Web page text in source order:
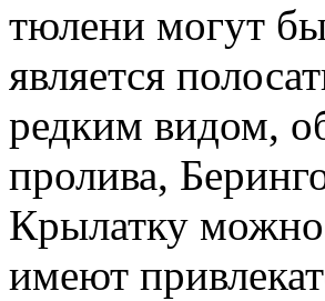
тюлени могут
является
редким видом,
пролива,
Крылатку можно
имеют